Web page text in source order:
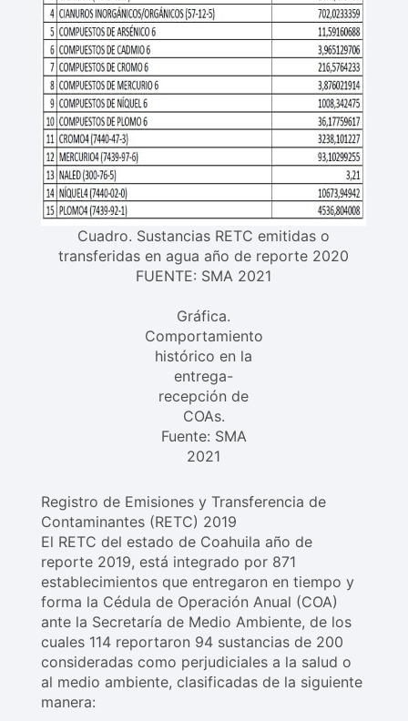
Cuadro. Sustancias RETC emitidas o
transferidas en agua año de reporte 2020
FUENTE: SMA 2021
Gráfica.
Comportamiento
histórico en la
entrega-
recepción de
COAs.
Fuente: SMA
2021
Registro de Emisiones y Transferencia de
Contaminantes (RETC) 2019
El RETC del estado de Coahuila año de
reporte 2019, está integrado por 871
establecimientos que entregaron en tiempo y
forma la Cédula de Operación Anual (COA)
ante la Secretaría de Medio Ambiente, de los
cuales 114 reportaron 94 sustancias de 200
consideradas como perjudiciales a la salud o
al medio ambiente, clasificadas de la siguiente
manera: